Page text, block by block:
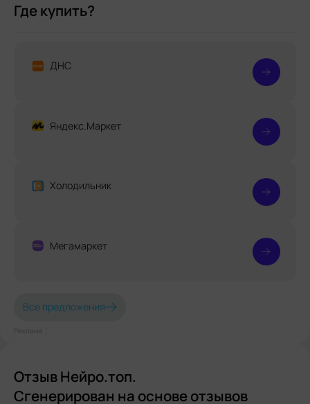
Где купить?
ДНС
Яндекс.Маркет
Холодильник
Мегамаркет
Все предложения
Реклама⋮
Отзыв Нейро.топ.
Сгенерирован на основе отзывов